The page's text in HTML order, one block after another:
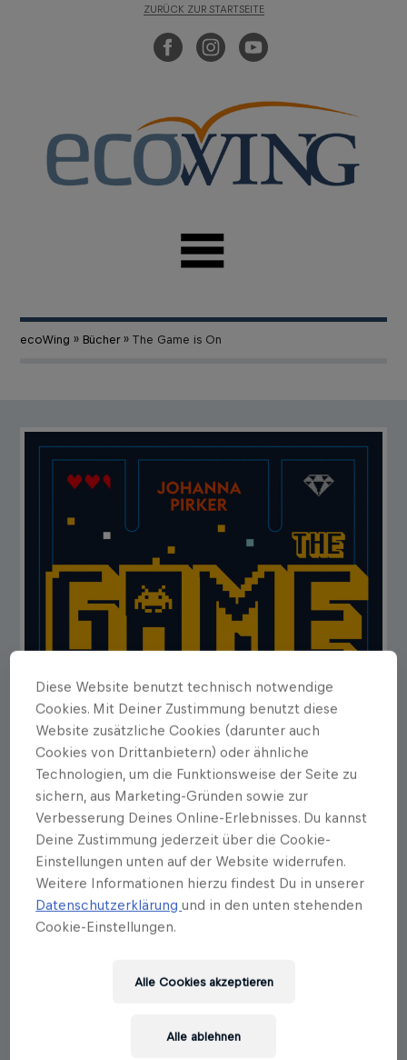
ZURÜCK ZUR STARTSEITE
ecoWing » Bücher» The Game is On
Diese Website benutzt technisch notwendige
Cookies. Mit Deiner Zustimmung benutzt diese
Website zusätzliche Cookies (darunter auch
Cookies von Drittanbietern) oder ähnliche
Technologien, um die Funktionsweise der Seite zu
sichern, aus Marketing-Gründen sowie zur
Verbesserung Deines Online-Erlebnisses. Du kannst
Deine Zustimmung jederzeit über die Cookie-
Einstellungen unten auf der Website widerrufen.
Weitere Informationen hierzu findest Du in unserer
Datenschutzerklärungund in den unten stehenden
Cookie-Einstellungen.
Alle ablehnen
Alle Cookies akzeptieren